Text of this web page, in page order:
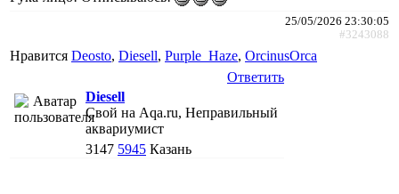
25/05/2026 23:30:05
#3243088
Нравится Deosto, Diesell, Purple_Haze, ОrcinusОrca
Ответить
Diesell
Свой на Aqa.ru, Неправильный
аквариумист
3147 5945 Казань